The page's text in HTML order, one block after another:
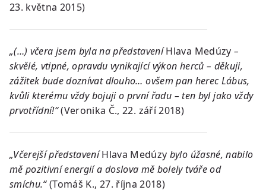
23. května 2015)
„(…) včera jsem byla na představeníHlava Medúzy –
skvělé, vtipné, opravdu vynikající výkon herců – děkuji,
zážitek bude doznívat dlouho… ovšem pan herec Lábus,
kvůli kterému vždy bojuji o první řadu – ten byl jako vždy
prvotřídní!“(Veronika Č., 22. září 2018)
„Včerejší představeníHlava Medúzy bylo úžasné, nabilo
mě pozitivní energií a doslova mě bolely tváře od
smíchu.“(Tomáš K., 27. října 2018)